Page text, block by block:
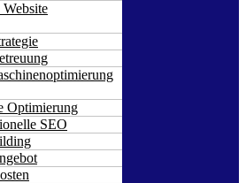
Optimierung
SEO